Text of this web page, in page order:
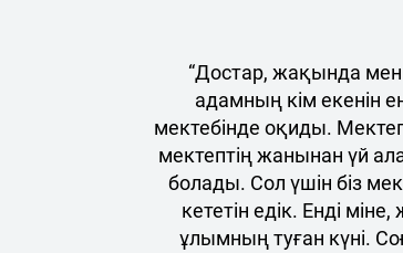
“Достар, жақында
адамның кім екенін
мектебінде оқиды.
мектептің жанынан үй
болады. Сол үшін біз
кететін едік. Енді
ұлымның туған күні.